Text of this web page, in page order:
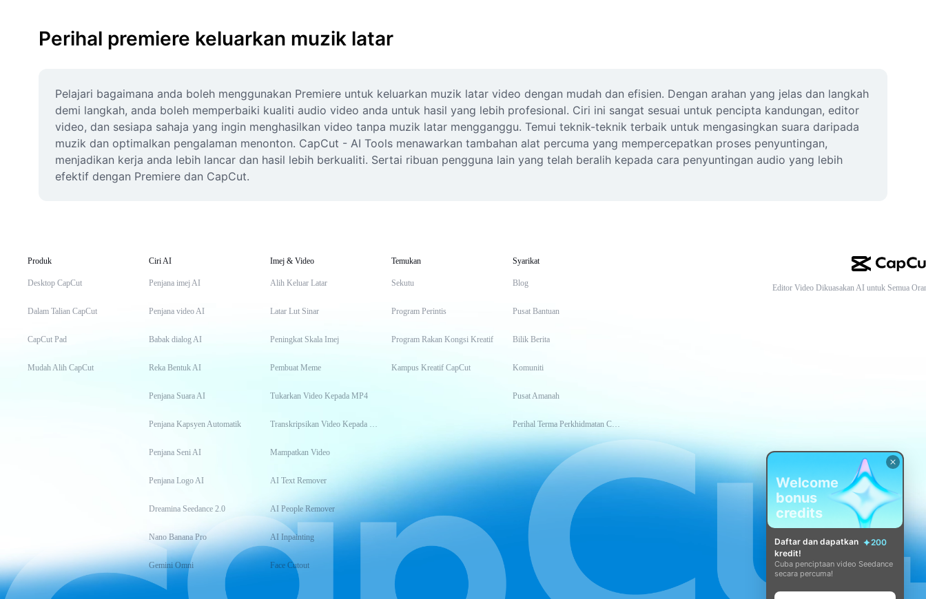
Perihal premiere keluarkan muzik latar
Pelajari bagaimana anda boleh menggunakan Premiere untuk keluarkan muzik latar video dengan mudah dan efisien. Dengan arahan yang jelas dan langkah
demi langkah, anda boleh memperbaiki kualiti audio video anda untuk hasil yang lebih profesional. Ciri ini sangat sesuai untuk pencipta kandungan, editor
video, dan sesiapa sahaja yang ingin menghasilkan video tanpa muzik latar mengganggu. Temui teknik-teknik terbaik untuk mengasingkan suara daripada
muzik dan optimalkan pengalaman menonton. CapCut - AI Tools menawarkan tambahan alat percuma yang mempercepatkan proses penyuntingan,
menjadikan kerja anda lebih lancar dan hasil lebih berkualiti. Sertai ribuan pengguna lain yang telah beralih kepada cara penyuntingan audio yang lebih
efektif dengan Premiere dan CapCut.
Produk
Desktop CapCut
Dalam Talian CapCut
CapCut Pad
Mudah Alih CapCut
Ciri AI
Penjana imej AI
Penjana video AI
Babak dialog AI
Reka Bentuk AI
Penjana Suara AI
Penjana Kapsyen Automatik
Penjana Seni AI
Penjana Logo AI
Dreamina Seedance 2.0
Nano Banana Pro
Gemini Omni
Imej & Video
Alih Keluar Latar
Latar Lut Sinar
Peningkat Skala Imej
Pembuat Meme
Tukarkan Video Kepada MP4
Transkripsikan Video Kepada Teks
Mampatkan Video
AI Text Remover
AI People Remover
AI Inpainting
Face Cutout
Temukan
Sekutu
Program Perintis
Program Rakan Kongsi Kreatif
Kampus Kreatif CapCut
Syarikat
Blog
Pusat Bantuan
Bilik Berita
Komuniti
Pusat Amanah
Perihal Terma Perkhidmatan CapCut
Editor Video Dikuasakan AI untuk Semua
Welcome
bonus
credits
Daftar dan dapatkan
200
kredit!
Cuba penciptaan video Seedance
secara percuma!